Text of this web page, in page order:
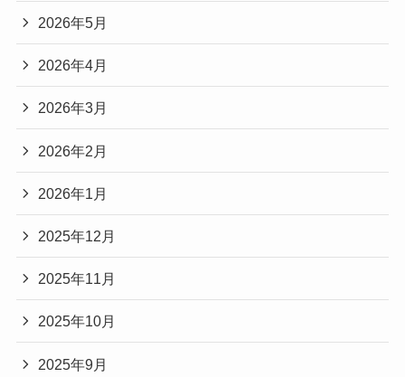
2026年5月
2026年4月
2026年3月
2026年2月
2026年1月
2025年12月
2025年11月
2025年10月
2025年9月